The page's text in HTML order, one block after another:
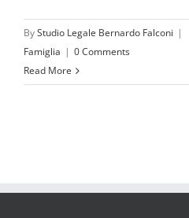
ByStudio Legale Bernardo Falconi |
Famiglia | 0 Comments
Read More